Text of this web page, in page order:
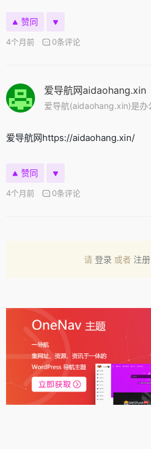
赞同
4个月前 0条评论
爱导航网aidaohang.xin
爱导航网https://aidaohang.xin/
赞同
4个月前 0条评论
请 登录 或者 注册